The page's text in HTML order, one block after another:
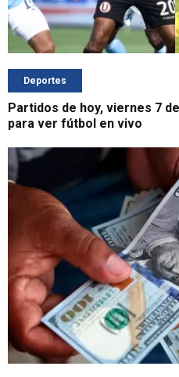
Deportes
Partidos de hoy, viernes 7
para ver fútbol en vivo